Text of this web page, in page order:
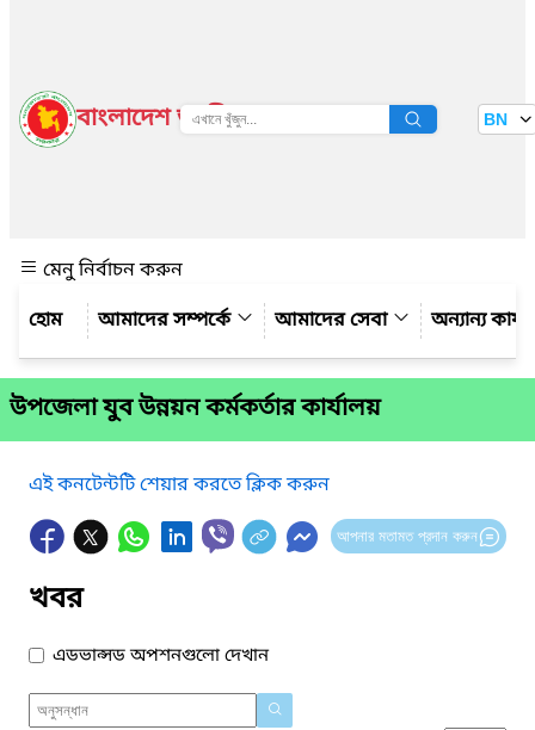
বাংলাদেশ জাতীয় তথ্য বাতায়ন BN
মেনু নির্বাচন করুন
আমাদের সম্পর্কে
আমাদের সেবা অন্যান্য
উপজেলা যুব উন্নয়ন কর্মকর্তার কার্যালয়
এই কনটেন্টটি শেয়ার করতে ক্লিক করুন
আপনার মতামত প্রদান করুন
খবর
এডভান্সড অপশনগুলো দেখান